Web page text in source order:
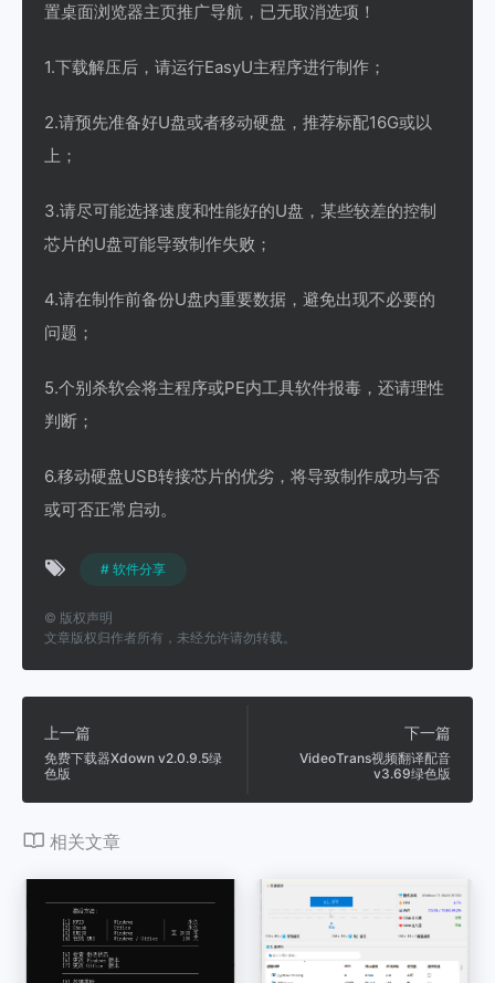
置桌面浏览器主页推广导航，已无取消选项！
1.下载解压后，请运行EasyU主程序进行制作；
2.请预先准备好U盘或者移动硬盘，推荐标配16G或以
上；
3.请尽可能选择速度和性能好的U盘，某些较差的控制
芯片的U盘可能导致制作失败；
4.请在制作前备份U盘内重要数据，避免出现不必要的
问题；
5.个别杀软会将主程序或PE内工具软件报毒，还请理性
判断；
6.移动硬盘USB转接芯片的优劣，将导致制作成功与否
或可否正常启动。
# 软件分享
© 版权声明
文章版权归作者所有，未经允许请勿转载。
上一篇
免费下载器Xdown v2.0.9.5绿
色版
下一篇
VideoTrans视频翻译配音
v3.69绿色版
相关文章